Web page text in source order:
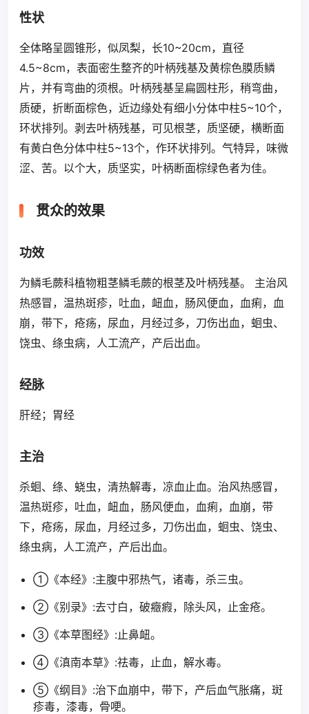
性状
全体略呈圆锥形，似凤梨，长10~20cm，直径
4.5~8cm，表面密生整齐的叶柄残基及黄棕色膜质鳞
片，并有弯曲的须根。叶柄残基呈扁圆柱形，稍弯曲，
质硬，折断面棕色，近边缘处有细小分体中柱5~10个，
环状排列。剥去叶柄残基，可见根茎，质坚硬，横断面
有黄白色分体中柱5~13个，作环状排列。气特异，味微
涩、苦。以个大，质坚实，叶柄断面棕绿色者为佳。
贯众的效果
功效
为鳞毛蕨科植物粗茎鳞毛蕨的根茎及叶柄残基。 主治风
热感冒，温热斑疹，吐血，衄血，肠风便血，血痢，血
崩，带下，疮疡，尿血，月经过多，刀伤出血，蛔虫、
饶虫、绦虫病，人工流产，产后出血。
经脉
肝经；胃经
主治
杀蛔、绦、蛲虫，清热解毒，凉血止血。治风热感冒，
温热斑疹，吐血，衄血，肠风便血，血痢，血崩，带
下，疮疡，尿血，月经过多，刀伤出血，蛔虫、饶虫、
绦虫病，人工流产，产后出血。
①《本经》:主腹中邪热气，诸毒，杀三虫。
②《别录》:去寸白，破癥瘕，除头风，止金疮。
③《本草图经》:止鼻衄。
④《滇南本草》:祛毒，止血，解水毒。
⑤《纲目》:治下血崩中，带下，产后血气胀痛，斑
疹毒，漆毒，骨哽。